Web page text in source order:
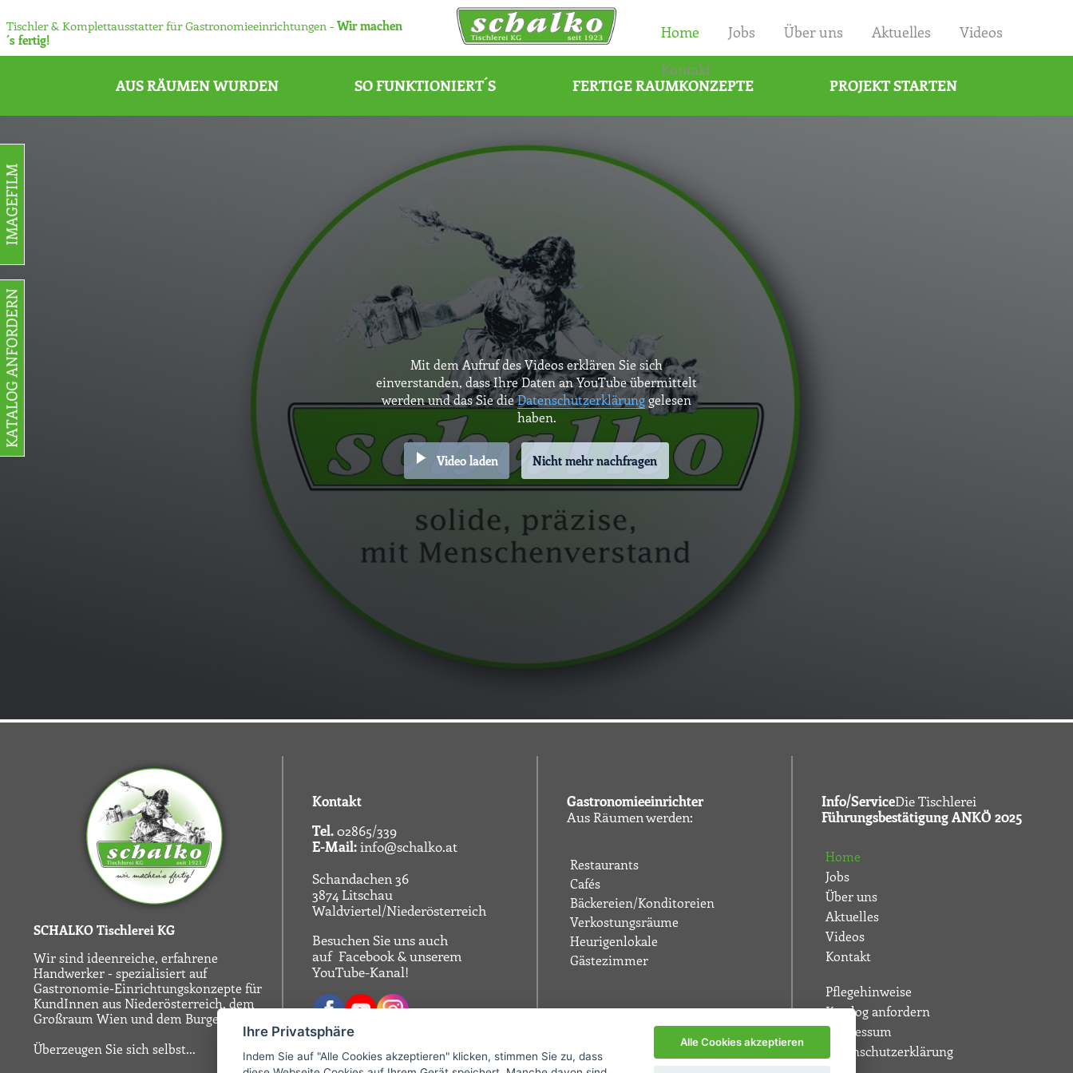
Tischler & Komplettausstatter für Gastronomieeinrichtungen - Wir machen
´s fertig!
Home Jobs Über uns Aktuelles
Videos
Kontakt
×
AUS RÄUMEN WURDEN SO FUNKTIONIERT´S FERTIGE RAUMKONZEPTE PROJEKT STARTEN
Mit dem Aufruf des Videos erklären Sie sich
einverstanden, dass Ihre Daten an YouTube übermittelt
werden und das Sie dieDatenschutzerklärunggelesen
haben.
Video laden Nicht mehr nachfragen
SCHALKO Tischlerei KG
Wir sind ideenreiche, erfahrene
Handwerker - spezialisiert auf
Gastronomie-Einrichtungskonzepte für
KundInnen aus Niederösterreich, dem
Großraum Wien und dem Burgenland.
Überzeugen Sie sich selbst...
Kontakt
Tel.02865/339
E-Mail:info@schalko.at
Schandachen 36
3874 Litschau
Waldviertel/Niederösterreich
Besuchen Sie uns auch
auf Facebook& unserem
YouTube-Kanal!
Gastronomieeinrichter
Aus Räumen werden:
Restaurants
Cafés
Bäckereien/Konditoreien
Verkostungsräume
Heurigenlokale
Gästezimmer
Info/ServiceDie Tischlerei
Führungsbestätigung ANKÖ 2025
Home
Jobs
Über uns
Aktuelles
Videos
Kontakt
Pflegehinweise
Katalog anfordern
Impressum
Datenschutzerklärung
Ihre Privatsphäre
Indem Sie auf "Alle Cookies akzeptieren" klicken, stimmen Sie zu, dass
Alle Cookies akzeptieren